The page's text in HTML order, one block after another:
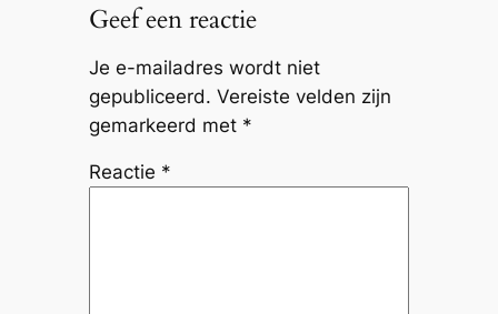
Geef een reactie
Je e-mailadres wordt niet
gepubliceerd. Vereiste velden zijn
gemarkeerd met *
Reactie *